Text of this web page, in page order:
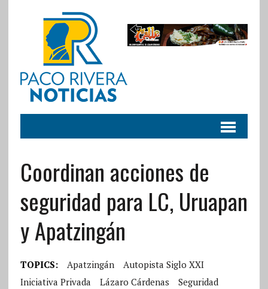
Coordinan acciones de
seguridad para LC, Uruapan
y Apatzingán
TOPICS: Apatzingán
Autopista Siglo XXI
Iniciativa Privada
Lázaro Cárdenas
Seguridad